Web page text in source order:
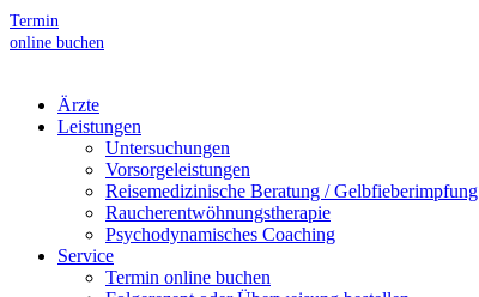
Termin
online buchen
Ärzte
Leistungen
Untersuchungen
Vorsorgeleistungen
Reisemedizinische Beratung / Gelbfieberimpfung
Raucherentwöhnungstherapie
Psychodynamisches Coaching
Service
Termin online buchen